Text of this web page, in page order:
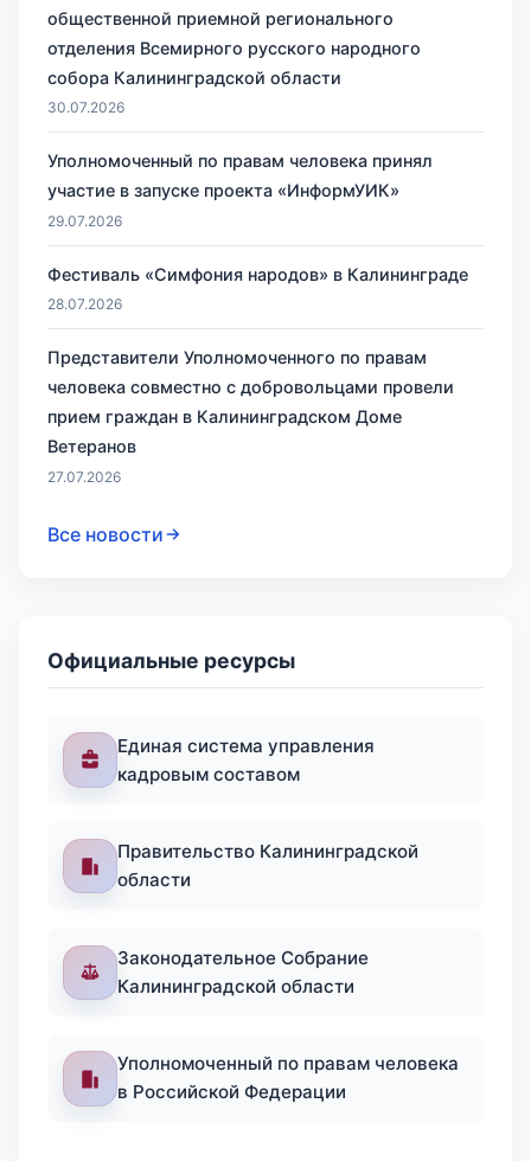
общественной приемной регионального
отделения Всемирного русского народного
собора Калининградской области
30.07.2026
Уполномоченный по правам человека принял
участие в запуске проекта «ИнформУИК»
29.07.2026
Фестиваль «Симфония народов» в Калининграде
28.07.2026
Представители Уполномоченного по правам
человека совместно с добровольцами провели
прием граждан в Калининградском Доме
Ветеранов
27.07.2026
Все новости
Официальные ресурсы
Единая система управления
кадровым составом
Правительство Калининградской
области
Законодательное Собрание
Калининградской области
Уполномоченный по правам человека
в Российской Федерации